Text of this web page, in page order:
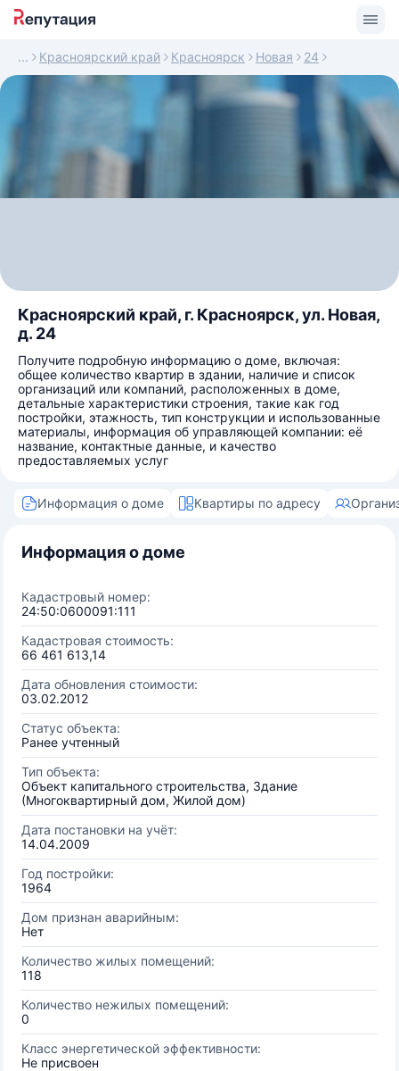
Красноярский край Красноярск Новая 24
Красноярский край, г. Красноярск, ул. Новая,
д. 24
Получите подробную информацию о доме, включая:
общее количество квартир в здании, наличие и список
организаций или компаний, расположенных в доме,
детальные характеристики строения, такие как год
постройки, этажность, тип конструкции и использованные
материалы, информация об управляющей компании: её
название, контактные данные, и качество
предоставляемых услуг
Информация о доме Квартиры по адресу
Информация о доме
Кадастровый номер:
24:50:0600091:111
Кадастровая стоимость:
66 461 613,14
Дата обновления стоимости:
03.02.2012
Статус объекта:
Ранее учтенный
Тип объекта:
Объект капитального строительства, Здание
(Многоквартирный дом, Жилой дом)
Дата постановки на учёт:
14.04.2009
Год постройки:
1964
Дом признан аварийным:
Нет
Количество жилых помещений:
118
Количество нежилых помещений:
0
Класс энергетической эффективности:
Не присвоен